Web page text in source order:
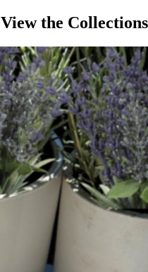
View the Collections